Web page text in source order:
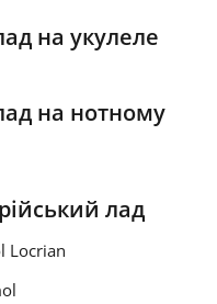
на укулеле
на нотному
лад
Locrian